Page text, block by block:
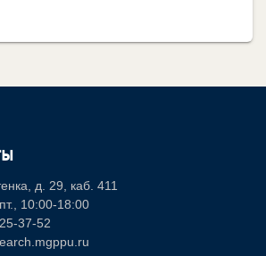
д. 29, каб. 411
10:00-18:00
37-52